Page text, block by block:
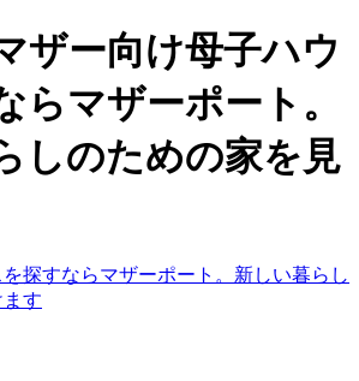
ザー向け母子ハウ
らマザーポート。
しのための家を見